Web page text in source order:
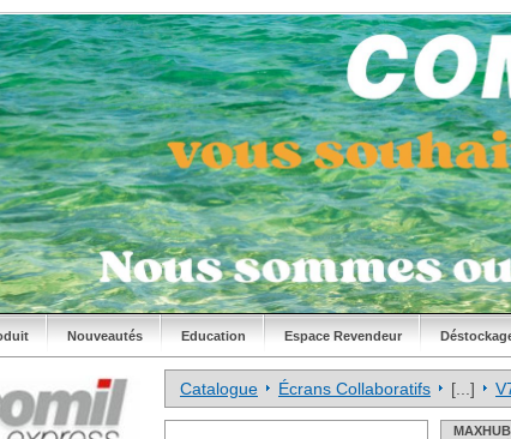
Nouveautés Education Espace Revendeur
Catalogue Écrans Collaboratifs [...]